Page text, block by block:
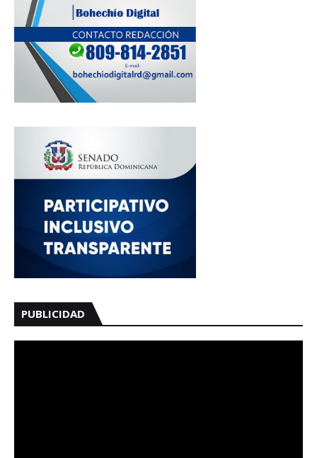
PUBLICIDAD